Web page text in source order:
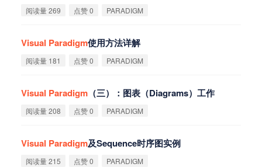
阅读量 269 点赞 0 PARADIGM
Visual Paradigm使用方法详解
阅读量 181 点赞 0 PARADIGM
Visual Paradigm （三）：图表（Diagrams）工作
阅读量 208 点赞 0 PARADIGM
Visual Paradigm及Sequence时序图实例
阅读量 215 点赞 0 PARADIGM